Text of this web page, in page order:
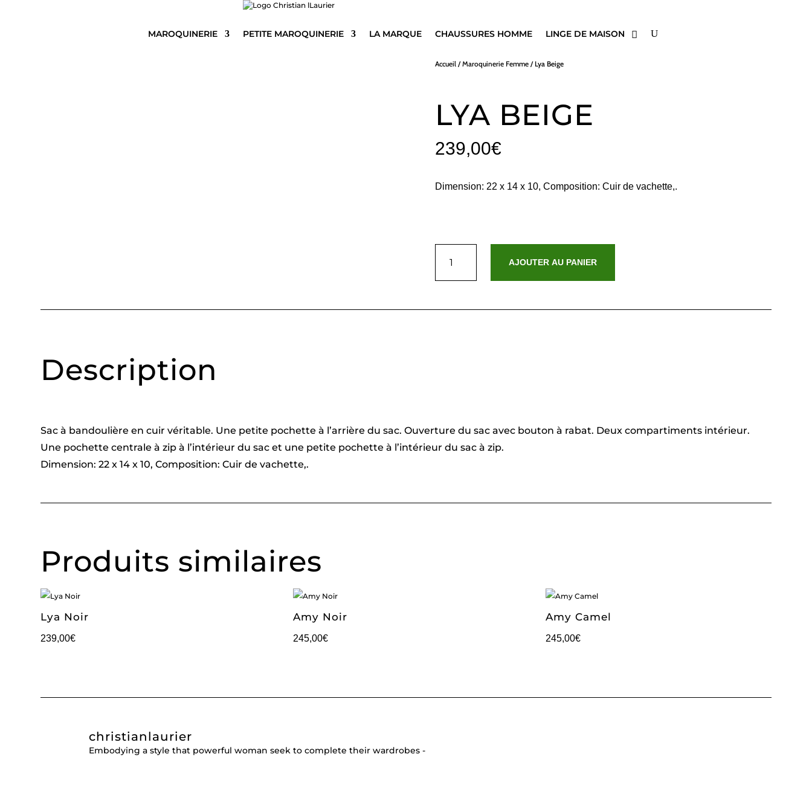
MAROQUINERIE PETITE MAROQUINERIE LA MARQUE CHAUSSURES HOMME LINGE DE MAISON
Accueil /Maroquinerie Femme / Lya Beige
LYA BEIGE
239,00€
Dimension: 22 x 14 x 10, Composition: Cuir de vachette,.
Beige
AJOUTER AU PANIER
Description
Sac à bandoulière en cuir véritable. Une petite pochette à l’arrière du sac. Ouverture du sac avec bouton à rabat. Deux compartiments intérieur.
Une pochette centrale à zip à l’intérieur du sac et une petite pochette à l’intérieur du sac à zip.
Dimension: 22 x 14 x 10, Composition: Cuir de vachette,.
Produits similaires
Lya Noir
239,00€
Amy Noir
245,00€
Amy Camel
245,00€
christianlaurier
Embodying a style that powerful woman seek to complete their wardrobes -